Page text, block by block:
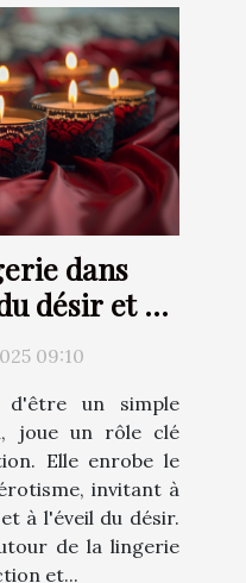
dans
désir et de
09:10
un simple
joue un rôle clé
Elle enrobe le
invitant à
à l'éveil du désir.
de la lingerie
et...